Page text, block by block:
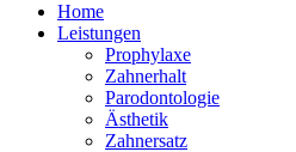
Home
Leistungen
Prophylaxe
Zahnerhalt
Parodontologie
Ästhetik
Zahnersatz